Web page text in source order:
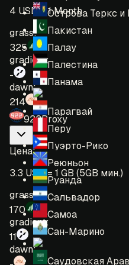
Острова Теркс и
Пакистан
Палау
Палестина
Панама
Парагвай
Перу
Пуэрто-Рико
Реюньон
Руанда
Сальвадор
Самоа
Сан-Марино
Саудовская
4 USD = 1 Month
grass:
325
gradient:
-
dawn:
214
922Proxy
Цена:
3.3 USD = 1 GB (5GB мин.)
grass:
170
gradient:
11
dawn: